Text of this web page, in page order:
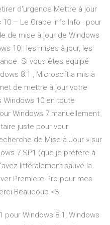
d'urgence Mettre à jour
– Le Crabe Info Info : pour
de mise à jour de Windows
10 : les mises à jour, les
Si vous êtes équipé
8.1 , Microsoft a mis à
de mettre à jour votre
10 en toute
Windows 7 manuellement
juste pour vour
de Mise à Jour » sur
7 SP1 (que je préfère à
littéralement sauvé la
Premiere Pro pour mes
Beaucoup <3.
pour Windows 8.1, Windows